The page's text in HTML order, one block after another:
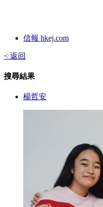
信報 hkej.com
< 返回
搜尋結果
楊哲安